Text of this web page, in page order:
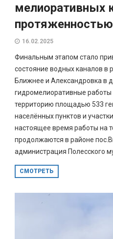
мелиоративных
16.02.2025
Финальным этапом стало
состояние водных каналов в
Ближнее и Александровка в
гидромелиоративные работы
территорию площадью 533
населённых пунктов и
настоящее время работы на
продолжаются в районе
администрация Полесского
СМОТРЕТЬ